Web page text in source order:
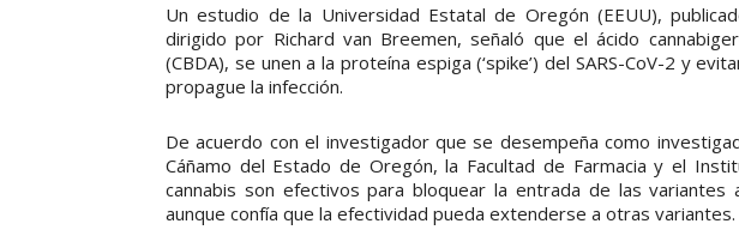
Un estudio de la Universidad Estatal de Oregón (EEUU),
dirigido por Richard van Breemen, señaló que el ácido
(CBDA), se unen a la proteína espiga (‘spike’) del SARS-CoV-2 y
propague la infección.
De acuerdo con el investigador que se desempeña como
Cáñamo del Estado de Oregón, la Facultad de Farmacia y el
cannabis son efectivos para bloquear la entrada de las variantes
aunque confía que la efectividad pueda extenderse a otras variantes.